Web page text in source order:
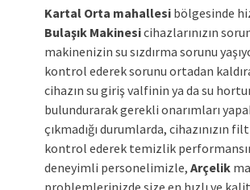
Kartal Orta mahallesi bölgesinde
Bulaşık Makinesicihazlarınızın
makinenizin su sızdırma sorunu
kontrol ederek sorunu ortadan
cihazın su giriş valfinin ya da su
bulundurarak gerekli onarımları
çıkmadığı durumlarda, cihazınızın
kontrol ederek temizlik
deneyimli personelimizle, Arçelik
problemlerinizde size en hızlı ve